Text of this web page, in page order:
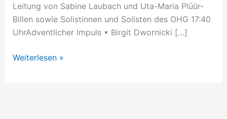
Leitung von Sabine Laubach und Uta-Maria Plüür-
Billen sowie Solistinnen und Solisten des OHG 17:40
UhrAdventlicher lmpuls • Birgit Dwornicki […]
Weiterlesen »